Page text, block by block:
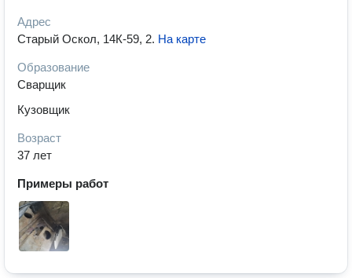
Адрес
Старый Оскол, 14К-59, 2. На карте
Образование
Сварщик
Кузовщик
Возраст
37 лет
Примеры работ